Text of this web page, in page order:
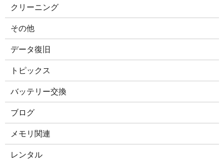
クリーニング
その他
データ復旧
トピックス
バッテリー交換
ブログ
メモリ関連
レンタル